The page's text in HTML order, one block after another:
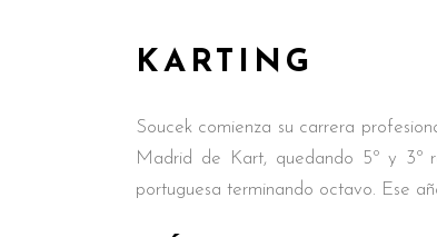
KARTING
Soucek comienza su carrera
Madrid de Kart, quedando 5º y 3º
portuguesa terminando octavo. Ese